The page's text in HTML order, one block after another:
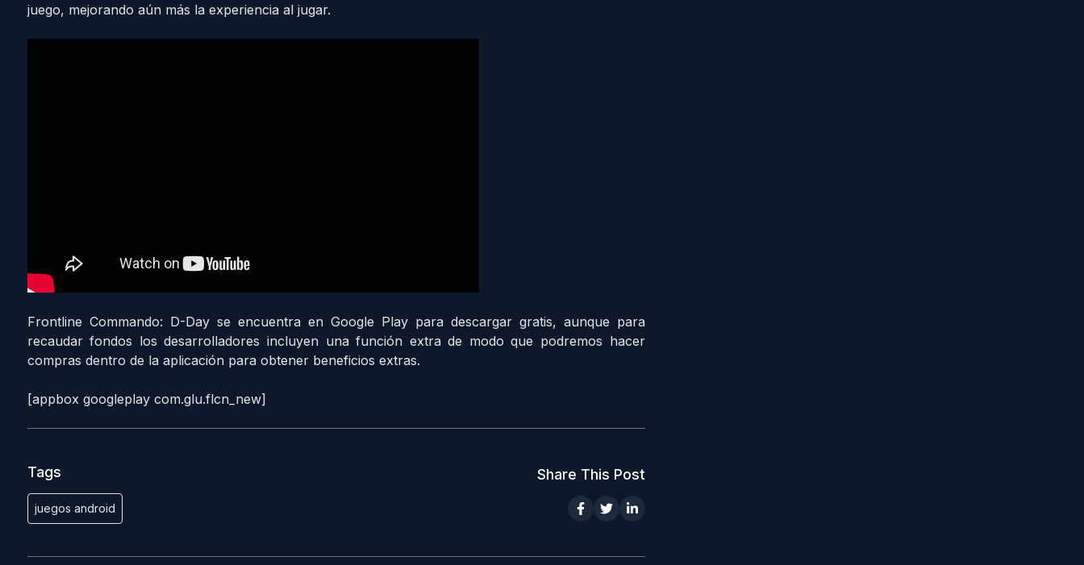
juego, mejorando aún más la experiencia al jugar.
Frontline Commando: D-Day se encuentra en Google Play para descargar gratis, aunque para
recaudar fondos los desarrolladores incluyen una función extra de modo que podremos hacer
compras dentro de la aplicación para obtener beneficios extras.
[appbox googleplay com.glu.flcn_new]
Tags
juegos android
Share This Post